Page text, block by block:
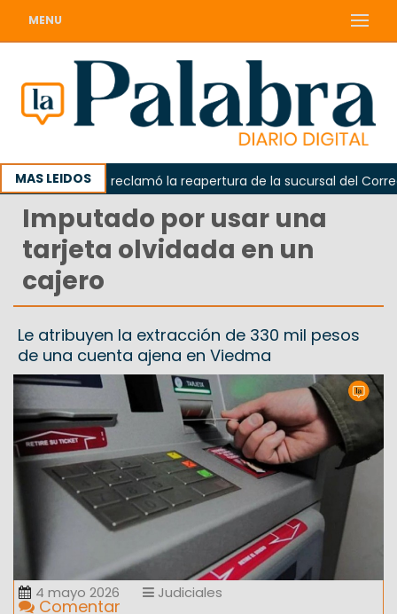
MENU
MAS LEIDOS
Odarda reclamó la reapertura de la sucursal del Correo
Imputado por usar una
tarjeta olvidada en un
cajero
Le atribuyen la extracción de 330 mil pesos
de una cuenta ajena en Viedma
4 mayo 2026 Judiciales
Comentar